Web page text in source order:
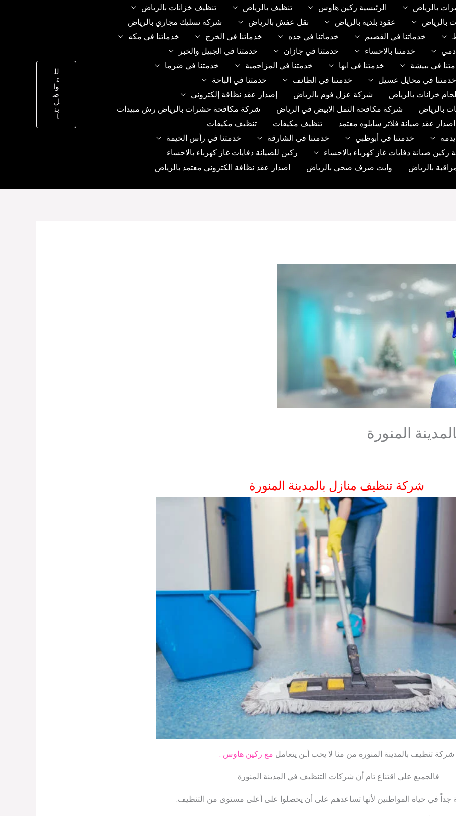
بالرياض الرئيسية ركين هاوس تنظيف بالرياض
تنظيف خزانات بالرياض
بالرياض عقود بلدية بالرياض نقل عفش بالرياض
شركة تسليك مجاري بالرياض
خدماتنا في القصيم خدماتنا في جده خدماتنا في الخرج
خدماتنا في مكه
خدمتنا بالاحساء خدمتنا في جازان
خدمتنا في الجبيل والخبر
في ببيشة خدمتنا في ابها خدمتنا في المزاحمية
خدمتنا في ضرما
خدمتنا في محايل عسيل خدمتنا في الطائف
خدمتنا في الباحة
خزانات بالرياض شركة عزل فوم بالرياض
إصدار عقد نظافة إلكتروني
بالرياض شركة مكافحة النمل الابيض في الرياض
شركة مكافحة حشرات بالرياض رش مبيدات
اصدار عقد صيانة فلاتر سايلوه معتمد تنظيف مكيفات
تنظيف مكيفات
خدمتنا في أبوظبي خدمتنا في الشارقة
خدمتنا في رأس الخيمة
ركين صيانة دفايات غاز كهرباء بالاحساء
ركين للصيانة دفايات غاز كهرباء بالاحساء
بالرياض وايت صرف صحي بالرياض
اصدار عقد نظافة الكتروني معتمد بالرياض
لل
ت
وا
ص
ل
بن
ا
المنورة
شركة تنظيف منازل بالمدينة المنورة
شركة تنظيف بالمدينة المنورة من منا لا يحب أـن يتعامل مع ركين هاوس .
فالجميع على اقتناع تام أن شركات التنظيف في المدينة المنورة .
في حياة المواطنين لأنها تساعدهم على أن يحصلوا على أعلى مستوى من التنظيف.